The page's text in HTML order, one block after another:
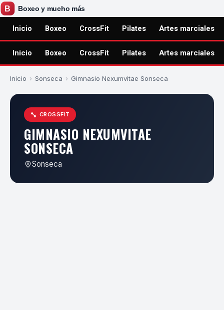
Inicio Boxeo CrossFit Pilates Artes marciales
Inicio Boxeo CrossFit Pilates Artes marciales
Inicio › Sonseca › Gimnasio Nexumvitae Sonseca
CROSSFIT
GIMNASIO NEXUMVITAE
SONSECA
Sonseca